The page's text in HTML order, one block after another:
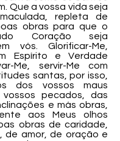
Que a vossa vida seja
repleta de
obras para que o
Coração seja
vós. Glorificar-Me,
Espírito e Verdade
Me, servir-Me com
santas, por isso,
dos vossos maus
pecados, das
e más obras,
aos Meus olhos
obras de caridade,
de amor, de oração e